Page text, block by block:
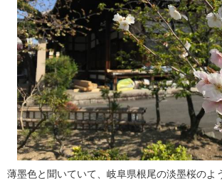
薄墨色と聞いていて、岐阜県根尾の淡墨桜のよ